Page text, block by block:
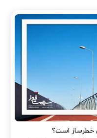
خطرساز است؟